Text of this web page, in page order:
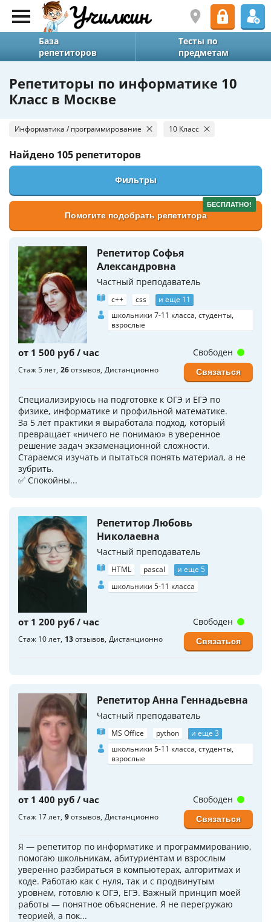
База
репетиторов
Тесты по
предметам
Репетиторы по информатике 10
Класс в Москве
Информатика / программирование 10 Класс
Найдено 105 репетиторов
Фильтры
БЕСПЛАТНО!
Помогите подобрать репетитора
Репетитор Софья
Александровна
Частный преподаватель
c++ css
и еще 11
школьники 7-11 класса, студенты,
взрослые
от 1 500 руб / час
Стаж 5 лет 26отзывов Дистанционно
Специализируюсь на подготовке к ОГЭ и ЕГЭ по
физике, информатике и профильной математике.
За 5 лет практики я выработала подход, который
превращает «ничего не понимаю» в уверенное
решение задач экзаменационной сложности.
Стараемся изучать и пытаться понять материал, а не
зубрить.
✅ Спокойны...
Свободен
Связаться
Репетитор Любовь
Николаевна
Частный преподаватель
HTML pascal
и еще 5
школьники 5-11 класса
от 1 200 руб / час
Стаж 10 лет 13отзывов Дистанционно
Свободен
Связаться
Репетитор Анна Геннадьевна
Частный преподаватель
MS Office python
и еще 3
школьники 5-11 класса, студенты,
взрослые
от 1 400 руб / час
Стаж 17 лет 9отзывов Дистанционно
Я — репетитор по информатике и программированию,
помогаю школьникам, абитуриентам и взрослым
уверенно разбираться в компьютерах, алгоритмах и
коде. Работаю как с нуля, так и с продвинутым
уровнем, готовлю к ОГЭ, ЕГЭ. Важный принцип моей
работы — понятное объяснение. Я не перегружаю
теорией, а пок...
Свободен
Связаться